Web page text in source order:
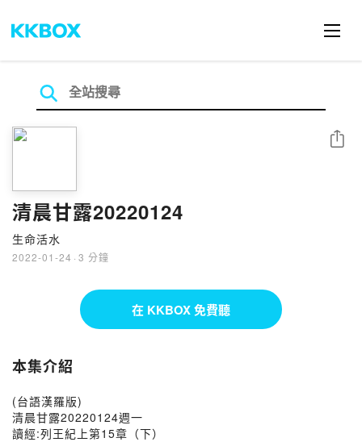
清晨甘露20220124
生命活水
2022-01-24 · 3 分鐘
分享
在 KKBOX 免費聽
本集介紹
(台語漢羅版)
清晨甘露20220124週一
讀經:列王紀上第15章（下）